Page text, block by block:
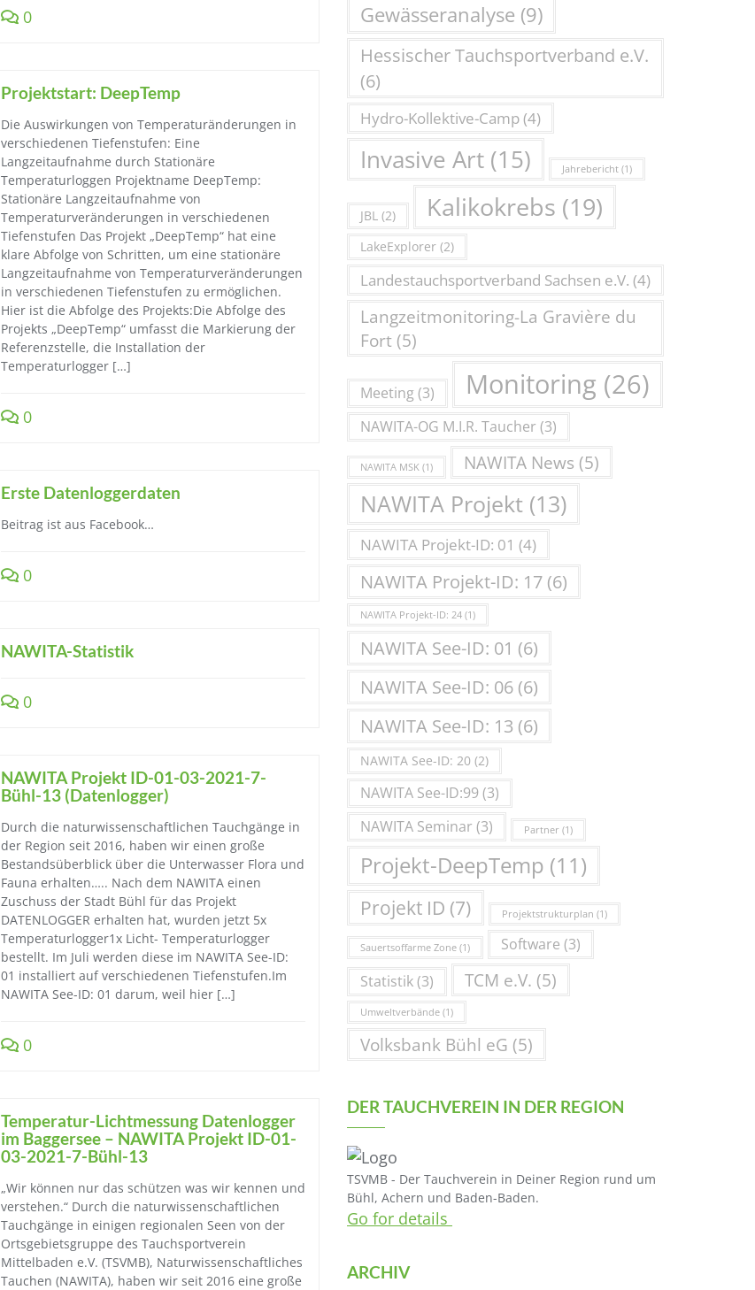
0
Projektstart: DeepTemp
Die Auswirkungen von Temperaturänderungen in
verschiedenen Tiefenstufen: Eine
Langzeitaufnahme durch Stationäre
Temperaturloggen Projektname DeepTemp:
Stationäre Langzeitaufnahme von
Temperaturveränderungen in verschiedenen
Tiefenstufen Das Projekt „DeepTemp“ hat eine
klare Abfolge von Schritten, um eine stationäre
Langzeitaufnahme von Temperaturveränderungen
in verschiedenen Tiefenstufen zu ermöglichen.
Hier ist die Abfolge des Projekts:Die Abfolge des
Projekts „DeepTemp“ umfasst die Markierung der
Referenzstelle, die Installation der
Temperaturlogger […]
0
Erste Datenloggerdaten
Beitrag ist aus Facebook…
0
NAWITA-Statistik
0
NAWITA Projekt ID-01-03-2021-7-
Bühl-13 (Datenlogger)
Durch die naturwissenschaftlichen Tauchgänge in
der Region seit 2016, haben wir einen große
Bestandsüberblick über die Unterwasser Flora und
Fauna erhalten….. Nach dem NAWITA einen
Zuschuss der Stadt Bühl für das Projekt
DATENLOGGER erhalten hat, wurden jetzt 5x
Temperaturlogger1x Licht- Temperaturlogger
bestellt. Im Juli werden diese im NAWITA See-ID:
01 installiert auf verschiedenen Tiefenstufen.Im
NAWITA See-ID: 01 darum, weil hier […]
0
Temperatur-Lichtmessung Datenlogger
im Baggersee – NAWITA Projekt ID-01-
03-2021-7-Bühl-13
„Wir können nur das schützen was wir kennen und
verstehen.“ Durch die naturwissenschaftlichen
Tauchgänge in einigen regionalen Seen von der
Ortsgebietsgruppe des Tauchsportverein
Mittelbaden e.V. (TSVMB), Naturwissenschaftliches
Tauchen (NAWITA), haben wir seit 2016 eine große
Gewässeranalyse (9)
Hessischer Tauchsportverband e.V.
(6)
Hydro-Kollektive-Camp(4)
Invasive Art (15) Jahrebericht (1)
JBL (2) Kalikokrebs (19)
LakeExplorer (2)
Landestauchsportverband Sachsen e.V. (4)
Langzeitmonitoring-La Gravière du
Fort (5)
Meeting(3) Monitoring (26)
NAWITA-OG M.I.R. Taucher (3)
NAWITA MSK (1) NAWITA News (5)
NAWITA Projekt (13)
NAWITA Projekt-ID: 01 (4)
NAWITA Projekt-ID: 17 (6)
NAWITA Projekt-ID: 24 (1)
NAWITA See-ID: 01 (6)
NAWITA See-ID: 06 (6)
NAWITA See-ID: 13 (6)
NAWITA See-ID: 20 (2)
NAWITA See-ID:99 (3)
NAWITA Seminar (3) Partner (1)
Projekt-DeepTemp (11)
Projekt ID (7) Projektstrukturplan (1)
Sauertsoffarme Zone (1) Software (3)
Statistik(3) TCM e.V. (5)
Umweltverbände (1)
Volksbank Bühl eG (5)
DER TAUCHVEREIN IN DER REGION
TSVMB - Der Tauchverein in Deiner Region rund um
Bühl, Achern und Baden-Baden.
Go for details
ARCHIV